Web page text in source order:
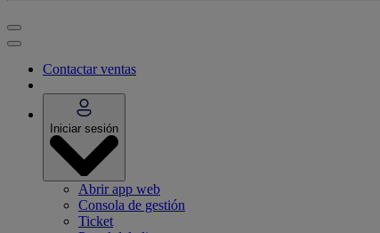
Contactar ventas
Iniciar sesión
Abrir app web
Consola de gestión
Ticket